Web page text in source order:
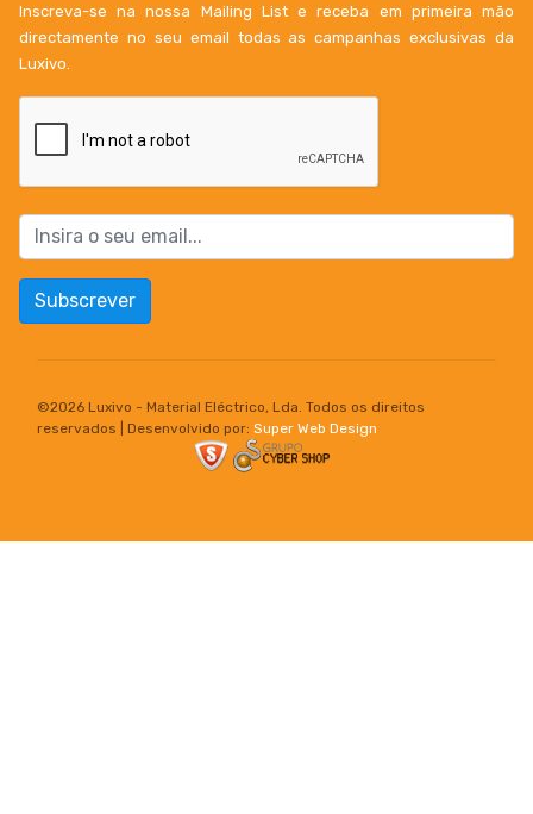
Inscreva-se na nossa Mailing List e receba em primeira mão
directamente no seu email todas as campanhas exclusivas da
Luxivo.
Subscrever
©2026 Luxivo - Material Eléctrico, Lda. Todos os direitos
reservados | Desenvolvido por: Super Web Design